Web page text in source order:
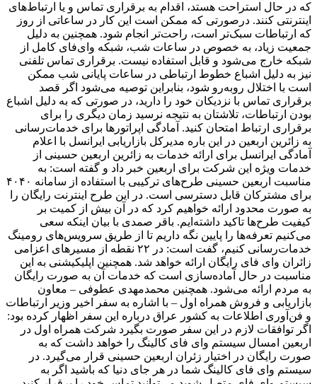
که در حال استراحت هستد، اقدام به برقراری تماس و یا ارتباط‌های
اینترنتی کنند. درصورتی که ممکن است این کار در ساعاتی از روز
که ارتباطات سبک‌تر است، راحت‌تر انجام شود. همچنین به دلیل
جمعیت زیاد، به خصوص در ساعات شب، شبکه وای‌فای کامل از
شبکه خارج می‌شود و قابل استفاده نیست. برقراری تماس تلفنی
نیز به دلیل اشباع خطوط ارتباطی در ساعات پایانی شب ممکن
است با اختلال روبه‌رو شود، بنابراین توصیه می‌شود اگر قصد
برقراری تماس با نزدیکان خود را دارید، در صورتی که به دلیل اشباع
بودن ارتباطات، تلاشتان به نتیجه نرسید زمان دیگری را برای
برقراری ارتباط امتحان کنید. آمادگی اپراتورها برای خدمات‌رسانی
به زائرین اربعین در این باره مدیرکل بازاریابی ایرانسل با اعلام
آمادگی ایرانسل برای ارائه خدمات به زائرین اربعین حسینی از
خدمات ویژه این شرکت برای اربعین خبر داد و گفته است: به
مناسبت اربعین حسینی طرح‌های ترکیبی با استفاده از سامانه ۴۰۴۰
برای مشترکان قابل دسترسی است. در این طرح اینترنت رایگان را
به صورت محدود ارائه خواهیم کرد که در آن بیش از کمیت بر
کیفیت طرح‌ها تاکید داشته‌ایم. باقر صمدی با بیان اینکه سعی
می‌کنیم تعرفه‌ها را پایین نگه داریم تا از طریق سرویس‌های رومینگ
خدمات‌رسانی کنیم، گفت است: در ۲۲ نقطه از مسیرهای اعزامی
زائران وای فای رایگان ارائه خواهد شد. همچنین اپلیکیشنی به این
مناسبت در حال آماده‌سازی است که خدمات آن به صورت رایگان
به مردم ارائه می‌شود. همچنین محمدمهدی عطوفی – معاون
بازاریابی و فروش همراه اول – با اشاره به سفر اخیر وزیر ارتباطات
و فن‌آوری اطلاعات به کشور عراق درباره این سفر اظهار کرده بود:
اگر توافقات لازم در این سفر صورت بگیرد شرکت همراه اول در
اربعین امسال سیستم وای فای کالینگ را خواهد داشت که به
صورت رایگان در اختیار زئران اربعین حسینی قرار می‌گیرد. در
سیستم وای فای کالینگ شما در هر جای دنیا که باشید اگر به